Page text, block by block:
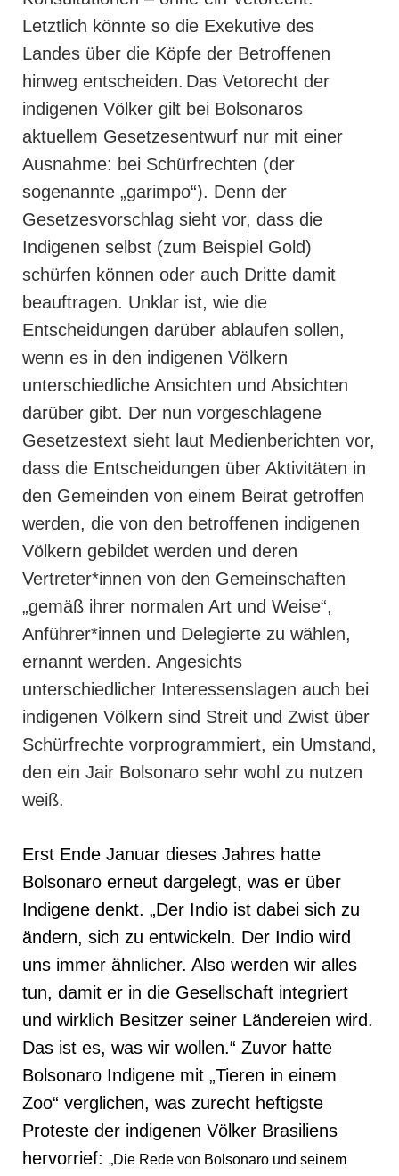
Letztlich könnte so die Exekutive des
Landes über die Köpfe der Betroffenen
hinweg entscheiden. Das Vetorecht der
indigenen Völker gilt bei Bolsonaros
aktuellem Gesetzesentwurf nur mit einer
Ausnahme: bei Schürfrechten (der
sogenannte „garimpo“). Denn der
Gesetzesvorschlag sieht vor, dass die
Indigenen selbst (zum Beispiel Gold)
schürfen können oder auch Dritte damit
beauftragen. Unklar ist, wie die
Entscheidungen darüber ablaufen sollen,
wenn es in den indigenen Völkern
unterschiedliche Ansichten und Absichten
darüber gibt. Der nun vorgeschlagene
Gesetzestext sieht laut Medienberichten vor,
dass die Entscheidungen über Aktivitäten in
den Gemeinden von einem Beirat getroffen
werden, die von den betroffenen indigenen
Völkern gebildet werden und deren
Vertreter*innen von den Gemeinschaften
„gemäß ihrer normalen Art und Weise“,
Anführer*innen und Delegierte zu wählen,
ernannt werden. Angesichts
unterschiedlicher Interessenslagen auch bei
indigenen Völkern sind Streit und Zwist über
Schürfrechte vorprogrammiert, ein Umstand,
den ein Jair Bolsonaro sehr wohl zu nutzen
weiß.
Erst Ende Januar dieses Jahres hatte
Bolsonaro erneut dargelegt, was er über
Indigene denkt. „Der Indio ist dabei sich zu
ändern, sich zu entwickeln. Der Indio wird
uns immer ähnlicher. Also werden wir alles
tun, damit er in die Gesellschaft integriert
und wirklich Besitzer seiner Ländereien wird.
Das ist es, was wir wollen.“ Zuvor hatte
Bolsonaro Indigene mit „Tieren in einem
Zoo“ verglichen, was zurecht heftigste
Proteste der indigenen Völker Brasiliens
hervorrief: „Die Rede von Bolsonaro und seinem